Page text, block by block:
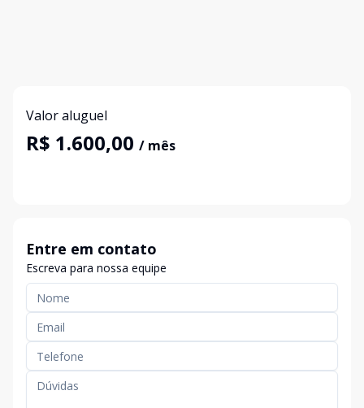
Valor aluguel
R$ 1.600,00 / mês
Entre em contato
Escreva para nossa equipe